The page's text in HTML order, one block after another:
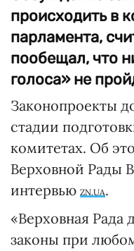
происходить в
парламента,
пообещал, что
голоса» не
Законопроекты
стадии
комитетах. Об
Верховной Рады
интервью ZN.UA.
«Верховная Рада
законы при